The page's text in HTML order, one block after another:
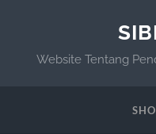
Website Tentang